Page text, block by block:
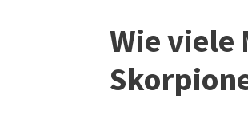
Wie viele